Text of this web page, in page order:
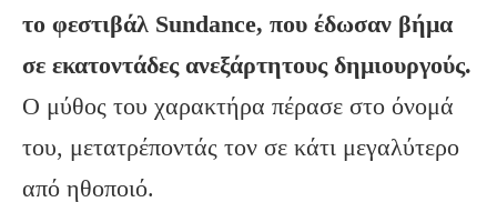
το φεστιβάλ Sundance, που έδωσαν βήμα
σε εκατοντάδες ανεξάρτητους δημιουργούς.
Ο μύθος του χαρακτήρα πέρασε στο όνομά
του, μετατρέποντάς τον σε κάτι μεγαλύτερο
από ηθοποιό.